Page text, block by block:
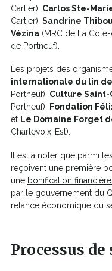
Cartier), Carlos Ste-
Cartier), Sandrine
Vézina (MRC de La
de Portneuf).
Les projets des
internationale du lin
Portneuf), Culture Saint-
Portneuf), Fondation
et Le Domaine Forget
Charlevoix-Est).
Il est à noter que parmi
reçoivent une première
une bonification financière
par le gouvernement du
relance économique du
Processus